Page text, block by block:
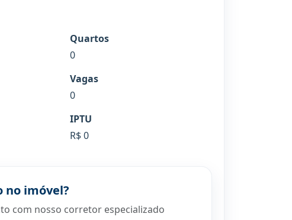
Quartos
0
Vagas
0
IPTU
R$ 0
no imóvel?
com nosso corretor especializado